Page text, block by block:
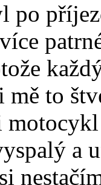
po
to
a